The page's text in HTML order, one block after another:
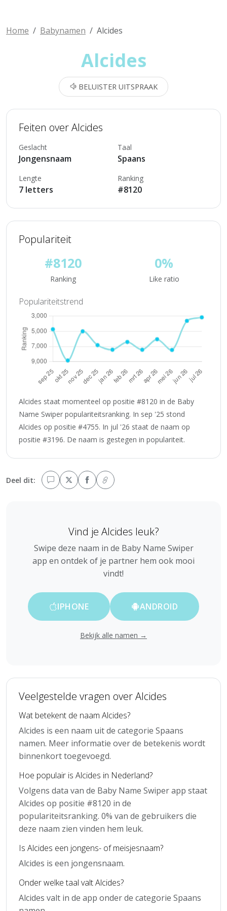
Home Babynamen Alcides
Alcides
BELUISTER UITSPRAAK
Feiten over Alcides
Geslacht
Jongensnaam
Taal
Spaans
Lengte
7 letters
Ranking
#8120
Populariteit
#8120
Ranking
0%
Like ratio
Populariteitstrend
Alcides staat momenteel op positie #8120 in de Baby
Name Swiper populariteitsranking. In sep '25 stond
Alcides op positie #4755. In jul '26 staat de naam op
positie #3196. De naam is gestegen in populariteit.
Deel dit:
Vind je Alcides leuk?
Swipe deze naam in de Baby Name Swiper
app en ontdek of je partner hem ook mooi
vindt!
IPHONE ANDROID
Bekijk alle namen →
Veelgestelde vragen over Alcides
Wat betekent de naam Alcides?
Alcides is een naam uit de categorie Spaans
namen. Meer informatie over de betekenis wordt
binnenkort toegevoegd.
Hoe populair is Alcides in Nederland?
Volgens data van de Baby Name Swiper app staat
Alcides op positie #8120 in de
populariteitsranking. 0% van de gebruikers die
deze naam zien vinden hem leuk.
Is Alcides een jongens- of meisjesnaam?
Alcides is een jongensnaam.
Onder welke taal valt Alcides?
Alcides valt in de app onder de categorie Spaans